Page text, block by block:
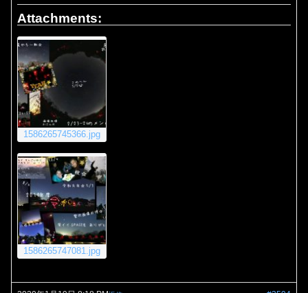
Attachments:
1586265745366.jpg
1586265747081.jpg